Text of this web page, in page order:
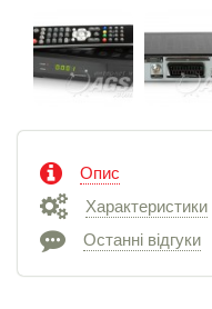
Опис
Характеристики
Останні відгуки